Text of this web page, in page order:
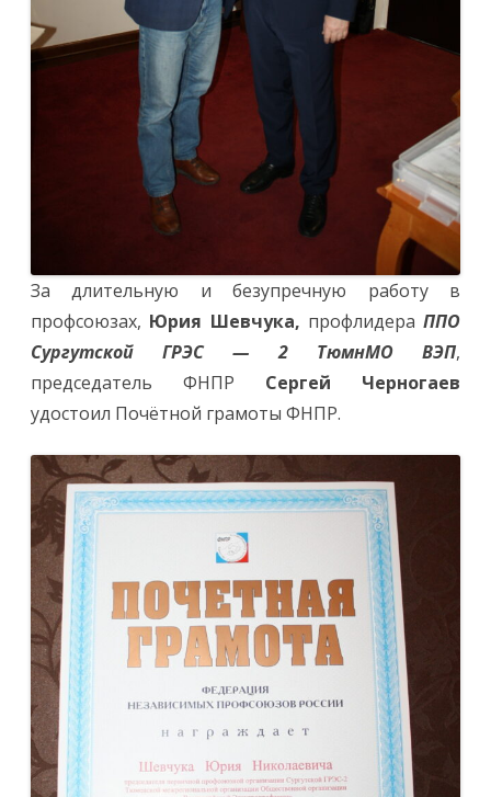
За длительную и безупречную работу в
профсоюзах, Юрия Шевчука, профлидера ППО
Сургутской ГРЭС — 2 ТюмнМО ВЭП,
председатель ФНПР Сергей Черногаев
удостоил Почётной грамоты ФНПР.